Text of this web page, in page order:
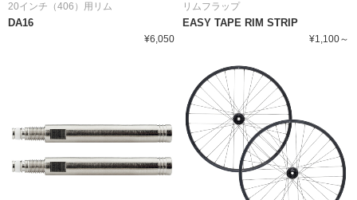
20インチ（406）用リム
DA16
¥6,050
リムフラップ
EASY TAPE RIM STRIP
¥1,100～